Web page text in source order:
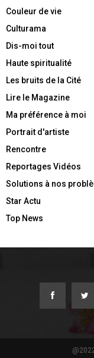
Couleur de vie
Culturama
Dis-moi tout
Haute spiritualité
Les bruits de la Cité
Lire le Magazine
Ma préférence à moi
Portrait d'artiste
Rencontre
Reportages Vidéos
Solutions à nos
Star Actu
Top News